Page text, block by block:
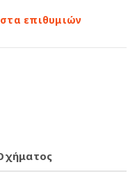
επιθυμιών